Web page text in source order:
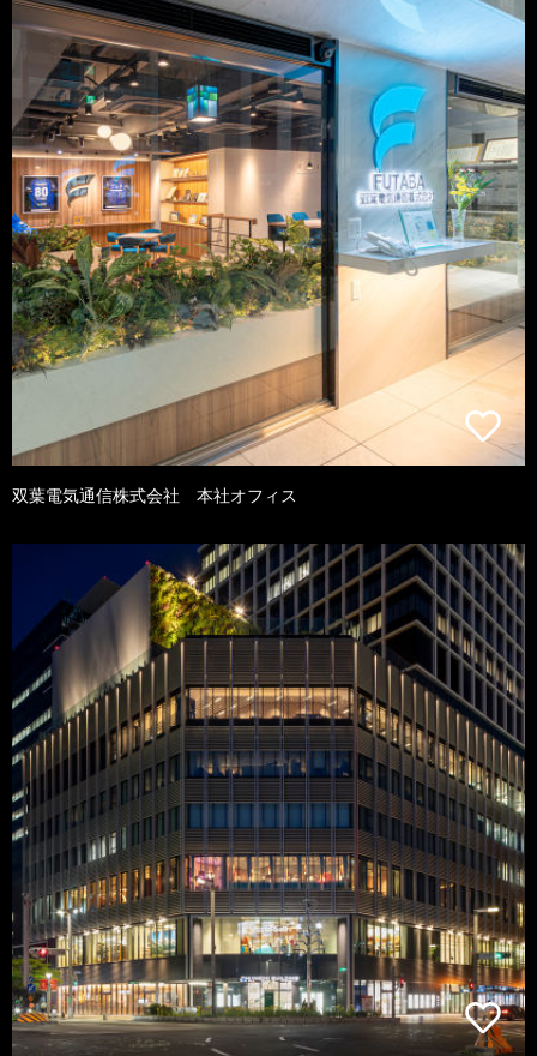
双葉電気通信株式会社 本社オフィス